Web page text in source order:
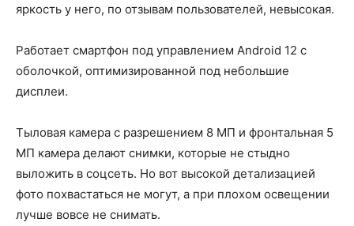
яркость у него, по отзывам пользователей, невысокая.
Работает смартфон под управлением Android 12 с
оболочкой, оптимизированной под небольшие
дисплеи.
Тыловая камера с разрешением 8 МП и фронтальная 5
МП камера делают снимки, которые не стыдно
выложить в соцсеть. Но вот высокой детализацией
фото похвастаться не могут, а при плохом освещении
лучше вовсе не снимать.